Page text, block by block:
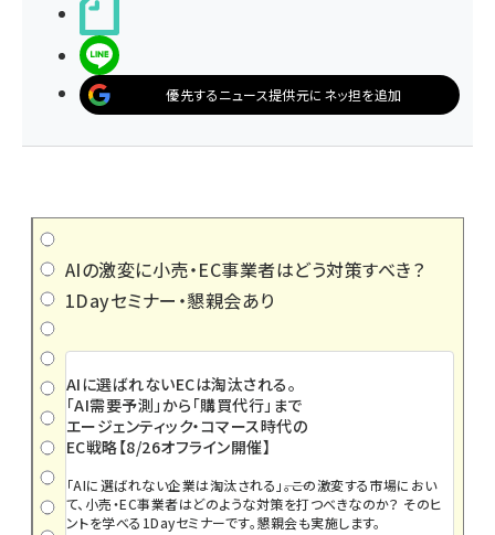
優先するニュース提供元にネッ担を追加
AIの激変に小売・EC事業者はどう対策すべき？
1Dayセミナー・懇親会あり
AIに選ばれないECは淘汰される。
「AI需要予測」から「購買代行」まで
エージェンティック・コマース時代の
EC戦略【8/26オフライン開催】
「AIに選ばれない企業は淘汰される」――。この激変する市場におい
て、小売・EC事業者はどのような対策を打つべきなのか？ そのヒ
ントを学べる1Dayセミナーです。懇親会も実施します。